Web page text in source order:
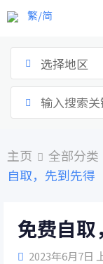
跳
到
繁/简
选择地区
主页 全部分类
自取，先到先得
免费自取
2023年6月7日